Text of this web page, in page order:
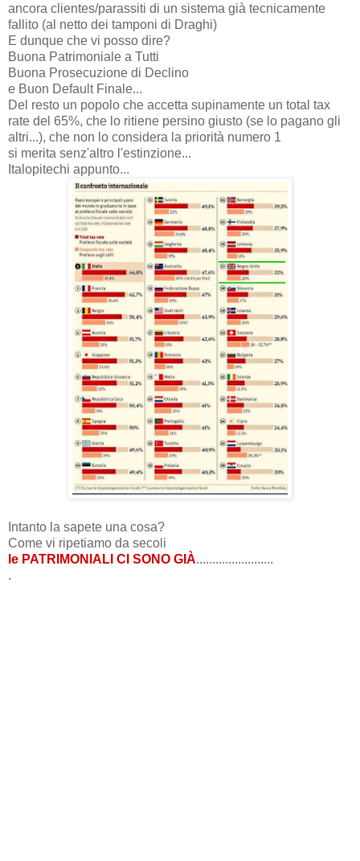
ancora clientes/parassiti di un sistema già tecnicamente
fallito (al netto dei tamponi di Draghi)
E dunque che vi posso dire?
Buona Patrimoniale a Tutti
Buona Prosecuzione di Declino
e Buon Default Finale...
Del resto un popolo che accetta supinamente un total tax
rate del 65%, che lo ritiene persino giusto (se lo pagano gli
altri...), che non lo considera la priorità numero 1
si merita senz'altro l'estinzione...
Italopitechi appunto...
Intanto la sapete una cosa?
Come vi ripetiamo da secoli
le PATRIMONIALI CI SONO GIÀ........................
.